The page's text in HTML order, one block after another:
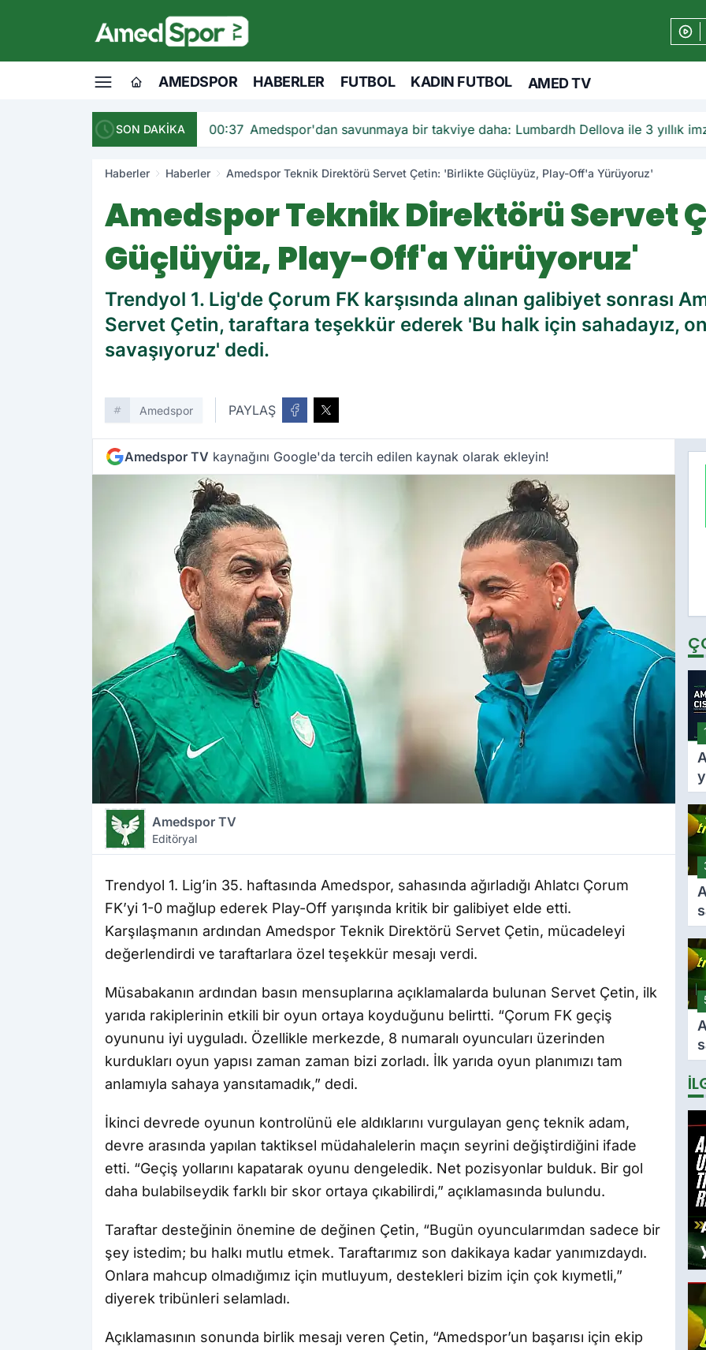
AMEDSPOR HABERLER FUTBOL KADIN FUTBOL AMED TV
SON DAKİKA 00:37 Amedspor'dan savunmaya bir takviye daha: Lumbardh Dellova ile 3 yıllık
Haberler Haberler Amedspor Teknik Direktörü Servet Çetin: 'Birlikte Güçlüyüz, Play-Off'a Yürüyoruz'
Amedspor Teknik Direktörü Servet
Güçlüyüz, Play-Off'a Yürüyoruz'
Trendyol 1. Lig'de Çorum FK karşısında alınan galibiyet sonrası
Servet Çetin, taraftara teşekkür ederek 'Bu halk için sahadayız,
savaşıyoruz' dedi.
Amedspor PAYLAŞ
Amedspor TV kaynağını Google'da tercih edilen kaynak olarak ekleyin!
Amedspor TV
Editöryal
Trendyol 1. Lig’in 35. haftasında Amedspor, sahasında ağırladığı Ahlatcı Çorum
FK’yi 1-0 mağlup ederek Play-Off yarışında kritik bir galibiyet elde etti.
Karşılaşmanın ardından Amedspor Teknik Direktörü Servet Çetin, mücadeleyi
değerlendirdi ve taraftarlara özel teşekkür mesajı verdi.
Müsabakanın ardından basın mensuplarına açıklamalarda bulunan Servet Çetin, ilk
yarıda rakiplerinin etkili bir oyun ortaya koyduğunu belirtti. “Çorum FK geçiş
oyununu iyi uyguladı. Özellikle merkezde, 8 numaralı oyuncuları üzerinden
kurdukları oyun yapısı zaman zaman bizi zorladı. İlk yarıda oyun planımızı tam
anlamıyla sahaya yansıtamadık,” dedi.
İkinci devrede oyunun kontrolünü ele aldıklarını vurgulayan genç teknik adam,
devre arasında yapılan taktiksel müdahalelerin maçın seyrini değiştirdiğini ifade
etti. “Geçiş yollarını kapatarak oyunu dengeledik. Net pozisyonlar bulduk. Bir gol
daha bulabilseydik farklı bir skor ortaya çıkabilirdi,” açıklamasında bulundu.
Taraftar desteğinin önemine de değinen Çetin, “Bugün oyuncularımdan sadece bir
şey istedim; bu halkı mutlu etmek. Taraftarımız son dakikaya kadar yanımızdaydı.
Onlara mahcup olmadığımız için mutluyum, destekleri bizim için çok kıymetli,”
diyerek tribünleri selamladı.
Açıklamasının sonunda birlik mesajı veren Çetin, “Amedspor’un başarısı için ekip